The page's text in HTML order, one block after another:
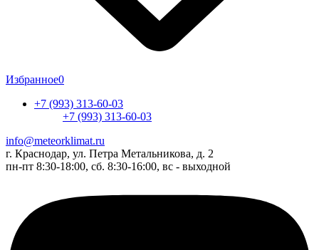
Избранное0
+7 (993) 313-60-03
+7 (993) 313-60-03
info@meteorklimat.ru
г. Краснодар, ул. Петра Метальникова, д. 2
пн-пт 8:30-18:00, сб. 8:30-16:00, вс - выходной